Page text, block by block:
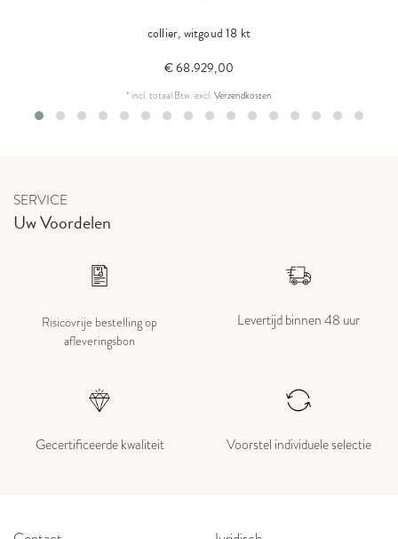
collier, witgoud 18 kt
€ 68.929,00
* incl. totaal Btw.excl.Verzendkosten
SERVICE
Uw Voordelen
Risicovrije bestelling op
afleveringsbon
Levertijd binnen 48 uur
Gecertificeerde kwaliteit Voorstel individuele selectie